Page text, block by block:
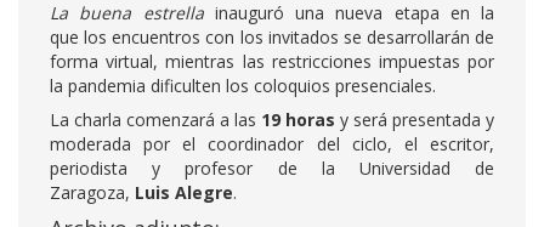
La buena estrellainauguró una nueva etapa en la
que los encuentros con los invitados se desarrollarán de
forma virtual, mientras las restricciones impuestas por
la pandemia dificulten los coloquios presenciales.
La charla comenzará a las 19 horas y será presentada y
moderada por el coordinador del ciclo, el escritor,
periodista y profesor de la Universidad de
Zaragoza, Luis Alegre.